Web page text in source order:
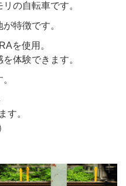
の自転車です。
特徴です。
を使用。
体験できます。
す。